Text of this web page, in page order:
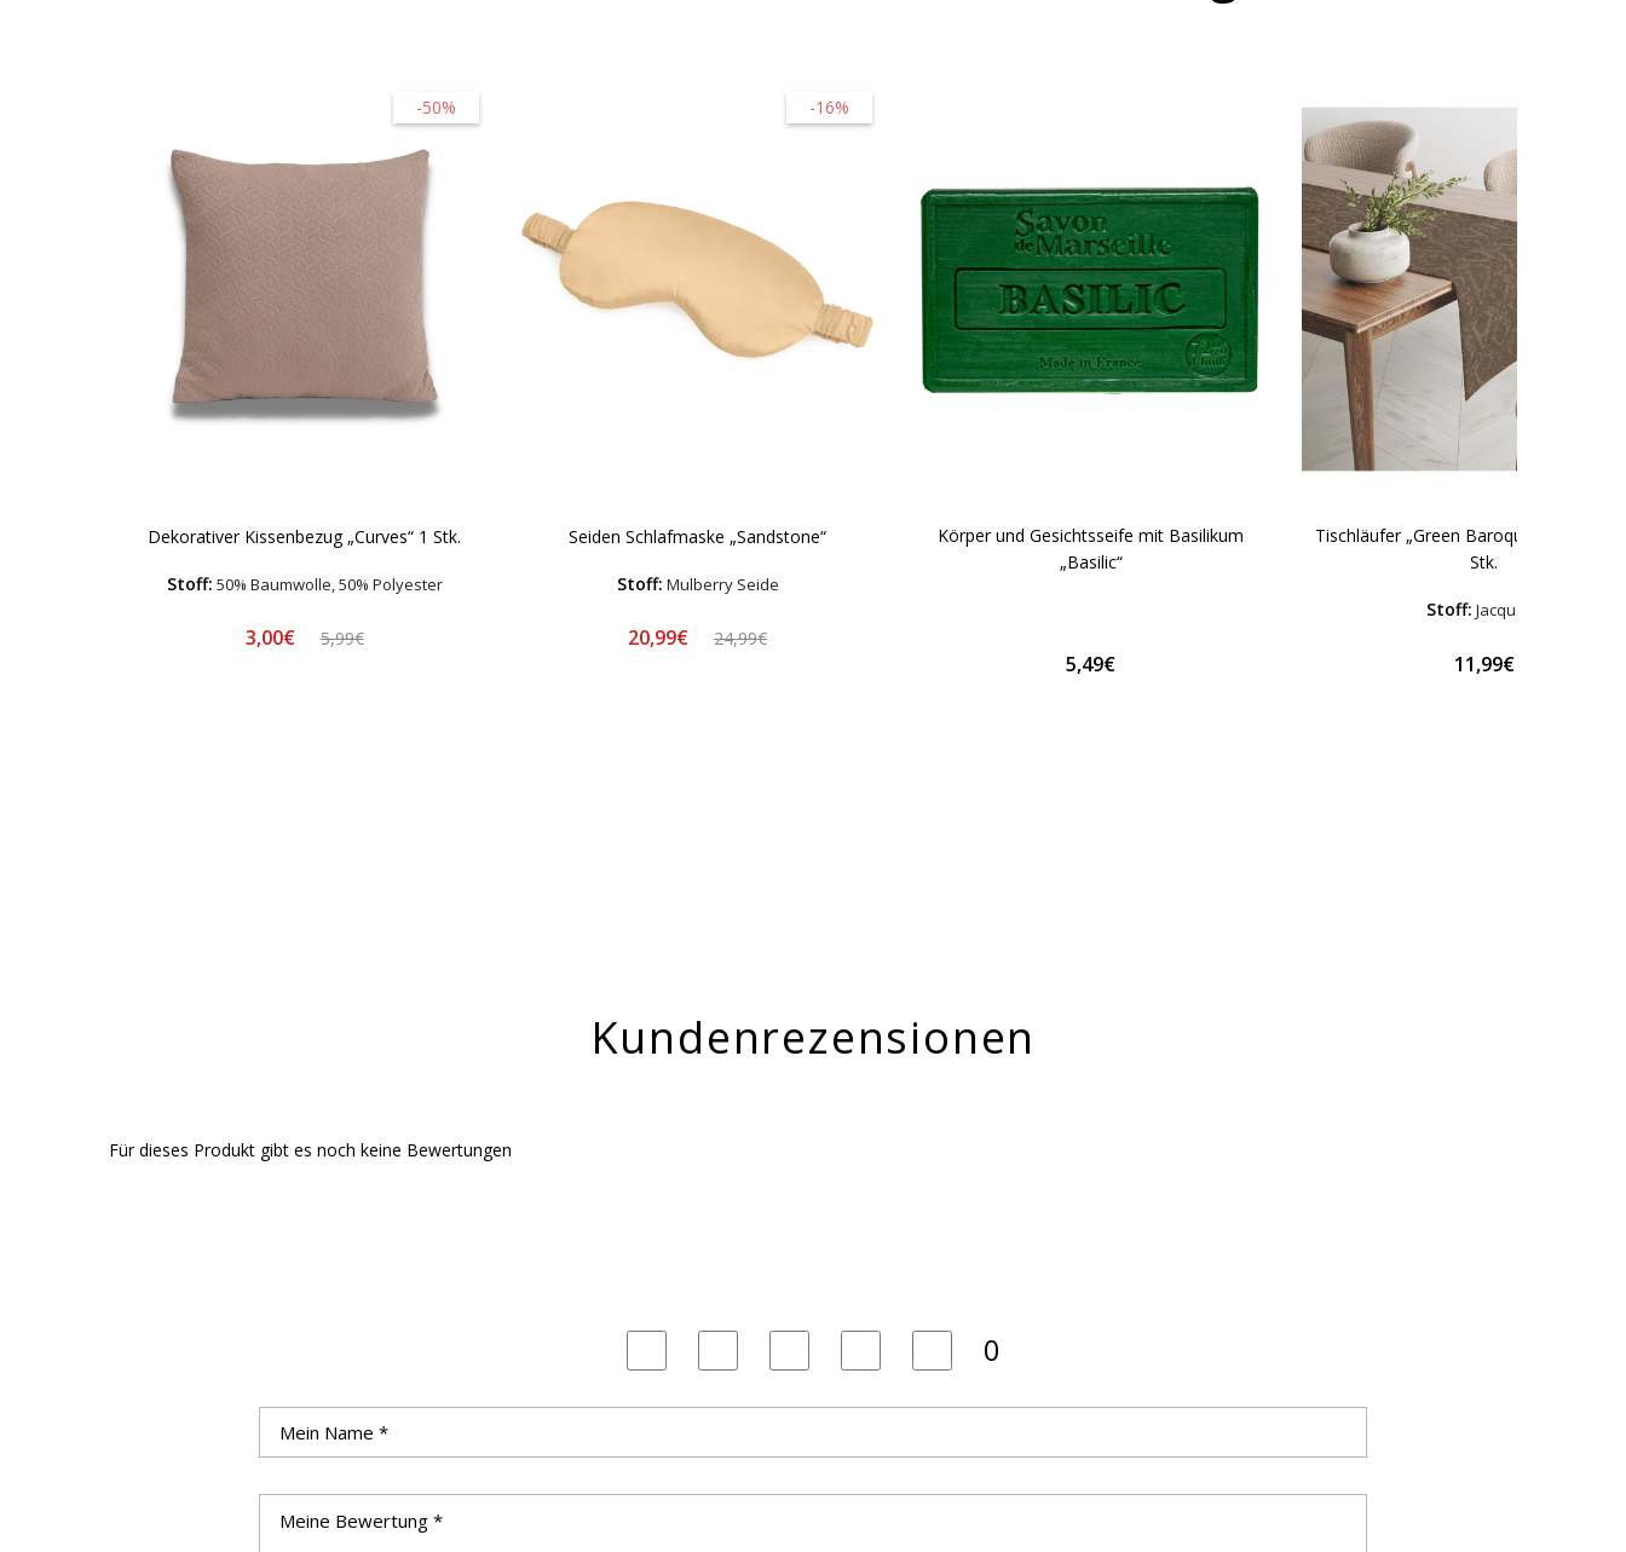
-50%
Dekorativer Kissenbezug „Curves“ 1 Stk.
Stoff: 50% Baumwolle, 50% Polyester
3,00€ 5,99€
-16%
Seiden Schlafmaske „Sandstone“
Stoff: Mulberry Seide
20,99€ 24,99€
Körper und Gesichtsseife mit Basilikum
„Basilic“
5,49€
Tischläufer „Green Baroque table
Stk.
Stoff: Jacquard
11,99€
Kundenrezensionen
Für dieses Produkt gibt es noch keine Bewertungen
0